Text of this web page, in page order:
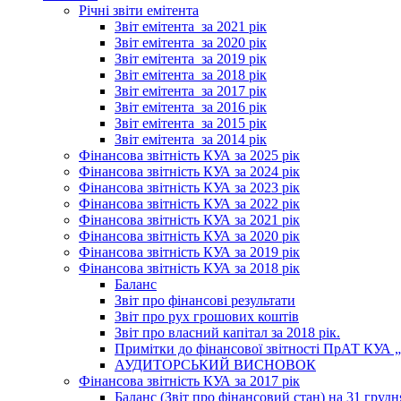
Річні звіти емітента
Звіт емітента_за 2021 рік
Звіт емітента_за 2020 рік
Звіт емітента_за 2019 рік
Звіт емітента_за 2018 рік
Звіт емітента_за 2017 рік
Звіт емітента_за 2016 рік
Звіт емітента_за 2015 рік
Звіт емітента_за 2014 рік
Фінансова звітність КУА за 2025 рік
Фінансова звітність КУА за 2024 рік
Фінансова звітність КУА за 2023 рік
Фінансова звітність КУА за 2022 рік
Фінансова звітність КУА за 2021 рік
Фінансова звітність КУА за 2020 рік
Фінансова звітність КУА за 2019 рік
Фінансова звітність КУА за 2018 рік
Баланс
Звіт про фінансові результати
Звіт про рух грошових коштів
Звіт про власний капітал за 2018 рік.
Примітки до фінансової звітності ПрАТ КУА
АУДИТОРСЬКИЙ ВИСНОВОК
Фінансова звітність КУА за 2017 рік
Баланс (Звіт про фінансовий стан) на 31